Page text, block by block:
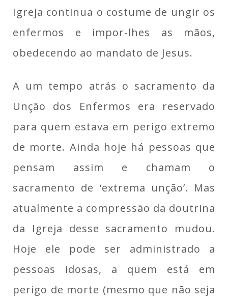
Igreja continua o costume de ungir os
enfermos e impor-lhes as mãos,
obedecendo ao mandato de Jesus.
A um tempo atrás o sacramento da
Unção dos Enfermos era reservado
para quem estava em perigo extremo
de morte. Ainda hoje há pessoas que
pensam assim e chamam o
sacramento de ‘extrema unção’. Mas
atualmente a compressão da doutrina
da Igreja desse sacramento mudou.
Hoje ele pode ser administrado a
pessoas idosas, a quem está em
perigo de morte (mesmo que não seja